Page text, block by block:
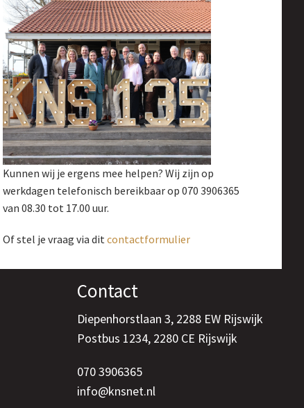
Kunnen wij je ergens mee helpen? Wij zijn op
werkdagen telefonisch bereikbaar op 070 3906365
van 08.30 tot 17.00 uur.
Of stel je vraag via ditcontactformulier
Contact
Diepenhorstlaan 3, 2288 EW Rijswijk
Postbus 1234, 2280 CE Rijswijk
070 3906365
info@knsnet.nl